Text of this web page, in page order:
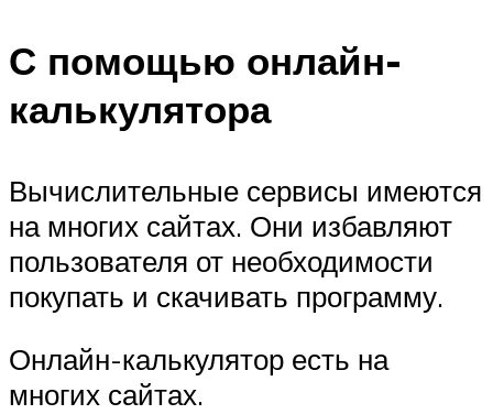
С помощью онлайн-
калькулятора
Вычислительные сервисы имеются
на многих сайтах. Они избавляют
пользователя от необходимости
покупать и скачивать программу.
Онлайн-калькулятор есть на
многих сайтах.